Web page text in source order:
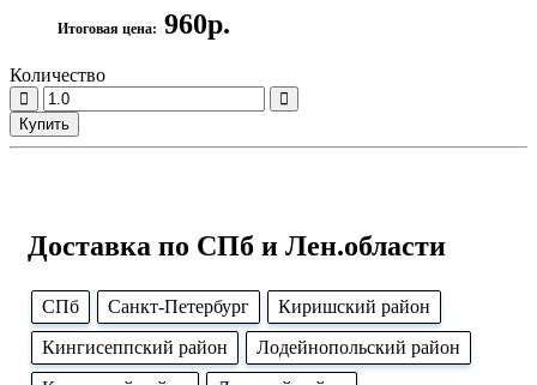
Итоговая цена: 960р.
Количество
Купить
Доставка по СПб и Лен.области
CПб Cанкт-Петербург
Киришский район
Кингисеппский район
Лодейнопольский район